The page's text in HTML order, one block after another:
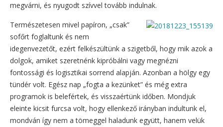
megvárni, és nyugodt szívvel tovább indulnak.
Természetesen mivel papíron, „csak”
sofőrt foglaltunk és nem
idegenvezetőt, ezért felkészültünk a szigetből, hogy mik azok a
dolgok, amiket szeretnénk kipróbálni vagy megnézni
fontossági és logisztikai sorrend alapján. Azonban a hölgy egy
tündér volt. Egész nap „fogta a kezünket” és még extra
programok is belefértek, és visszaértünk időben. Mondjuk
eleinte kicsit furcsa volt, hogy ellenkező irányban indultunk el,
mondván így nem a tömeggel haladunk együtt, hanem velük